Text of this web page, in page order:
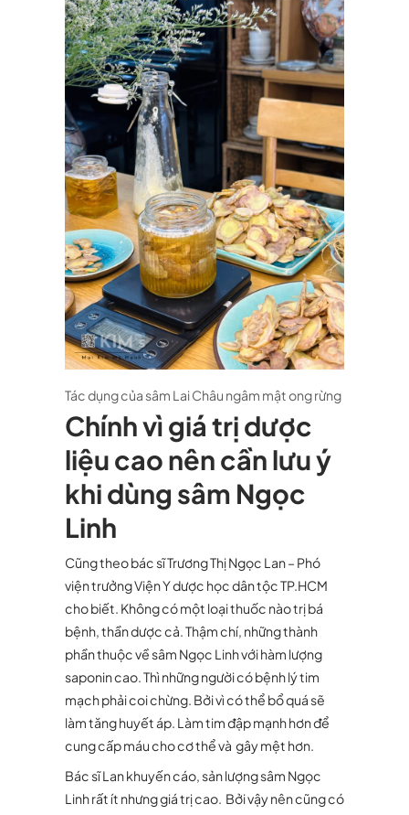
Tác dụng của sâm Lai Châu ngâm mật ong rừng
Chính vì giá trị dược
liệu cao nên cần lưu ý
khi dùng sâm Ngọc
Linh
Cũng theo bác sĩ Trương Thị Ngọc Lan – Phó
viện trưởng Viện Y dược học dân tộc TP.HCM
cho biết. Không có một loại thuốc nào trị bá
bệnh, thần dược cả. Thậm chí, những thành
phần thuộc về sâm Ngọc Linh với hàm lượng
saponin cao. Thì những người có bệnh lý tim
mạch phải coi chừng. Bởi vì có thể bổ quá sẽ
làm tăng huyết áp. Làm tim đập mạnh hơn để
cung cấp máu cho cơ thể và gây mệt hơn.
Bác sĩ Lan khuyến cáo, sản lượng sâm Ngọc
Linh rất ít nhưng giá trị cao. Bởi vậy nên cũng có